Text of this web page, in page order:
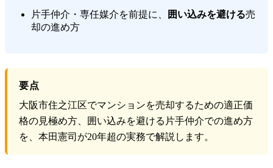
片手仲介・専任媒介を前提に、 囲い込みを避ける売
却の進め方
要点
大阪市住之江区でマンションを売却するための適正価
格の見極め方、囲い込みを避ける片手仲介での進め方
を、本田憲司が20年超の実務で解説します。